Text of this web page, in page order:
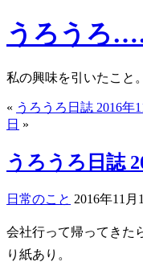
うろうろ
私の興味を引いたこと
« うろうろ日誌 2016年
日 »
うろうろ日誌
日常のこと 2016年11月
会社行って帰ってきた
り紙あり。